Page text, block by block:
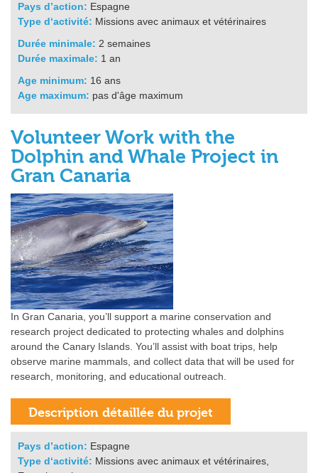
Pays d’action: Espagne
Type d‘activité: Missions avec animaux et vétérinaires
Durée minimale: 2 semaines
Durée maximale: 1 an
Age minimum: 16 ans
Age maximum: pas d'âge maximum
Volunteer Work with the
Dolphin and Whale Project in
Gran Canaria
In Gran Canaria, you’ll support a marine conservation and
research project dedicated to protecting whales and dolphins
around the Canary Islands. You’ll assist with boat trips, help
observe marine mammals, and collect data that will be used for
research, monitoring, and educational outreach.
Pays d’action: Espagne
Type d‘activité: Missions avec animaux et vétérinaires,